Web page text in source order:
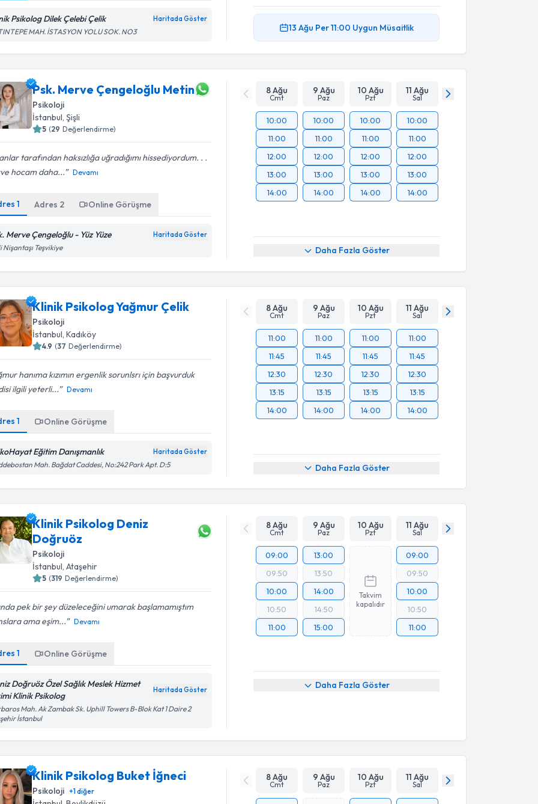
Psikolog Dilek Çelebi Çelik Haritada Göster
MAH. İSTASYON YOLU SOK. NO3 13 Ağu Per11:00 Uygun Müsaitlik
Psk. Merve Çengeloğlu Metin
Psikoloji
İstanbul, Şişli
5 (29 Değerlendirme)
tarafından haksızlığa uğradığımı hissediyordum. . .
hocam daha...
Devamı
1 Adres 2 Online Görüşme
Merve Çengeloğlu - Yüz Yüze Haritada Göster
Nişantaşı Teşvikiye
8 Ağu
Cmt
9 Ağu
Paz
10 Ağu
Pzt
11 Ağu
Sal
10:00
11:00
12:00
13:00
14:00
10:00
11:00
12:00
13:00
14:00
10:00
11:00
12:00
13:00
14:00
10:00
11:00
12:00
13:00
14:00
Daha Fazla Göster
Klinik Psikolog Yağmur Çelik
Psikoloji
İstanbul , Kadıköy
4.9 (37 Değerlendirme)
hanıma kızımın ergenlik sorunlsrı için başvurduk
ilgili yeterli...
Devamı
1 Online Görüşme
Eğitim Danışmanlık Haritada Göster
Mah. Bağdat Caddesi, No:242 Park Apt. D:5
8 Ağu
Cmt
9 Ağu
Paz
10 Ağu
Pzt
11 Ağu
Sal
11:00
11:45
12:30
13:15
14:00
11:00
11:45
12:30
13:15
14:00
11:00
11:45
12:30
13:15
14:00
11:00
11:45
12:30
13:15
14:00
Daha Fazla Göster
Klinik Psikolog Deniz
Doğruöz
Psikoloji
İstanbul, Ataşehir
5 (319 Değerlendirme)
pek bir şey düzeleceğini umarak başlamamıştım
ama eşim...
Devamı
1 Online Görüşme
Doğruöz Özel Sağlık Meslek Hizmet
Klinik Psikolog
Haritada Göster
Mah. Ak Zambak Sk. Uphill Towers B-Blok Kat 1 Daire 2
İstanbul
8 Ağu
Cmt
9 Ağu
Paz
10 Ağu
Pzt
11 Ağu
Sal
09:00
09:50
10:00
10:50
11:00
13:00
13:50
14:00
14:50
15:00
Takvim
kapalıdır
09:00
09:50
10:00
10:50
11:00
Daha Fazla Göster
Klinik Psikolog Buket İğneci
Psikoloji +1diğer
8 Ağu
Cmt
9 Ağu
Paz
10 Ağu
Pzt
11 Ağu
Sal